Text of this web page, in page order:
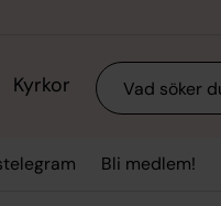
Kyrkor Sök
Bli medlem!